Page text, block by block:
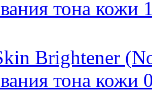
тона кожи
Brightener
тона кожи